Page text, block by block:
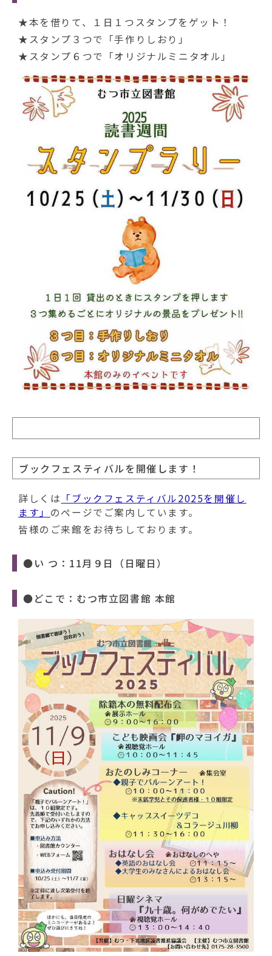
★本を借りて、１日１つスタンプをゲット！
★スタンプ３つで「手作りしおり」
★スタンプ６つで「オリジナルミニタオル」
ブックフェスティバルを開催します！
詳しくは 「ブックフェスティバル2025を開催し
ます」 のページでご案内しています。
皆様のご来館をお待ちしております。
●い つ：11月９日（日曜日）
●どこで：むつ市立図書館 本館